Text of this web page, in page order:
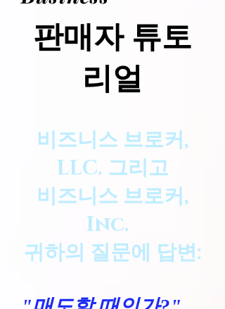
판매자 튜토
리얼
비즈니스 브로커,
LLC. 그리고
비즈니스 브로커,
Inc.
귀하의 질문에 답변: